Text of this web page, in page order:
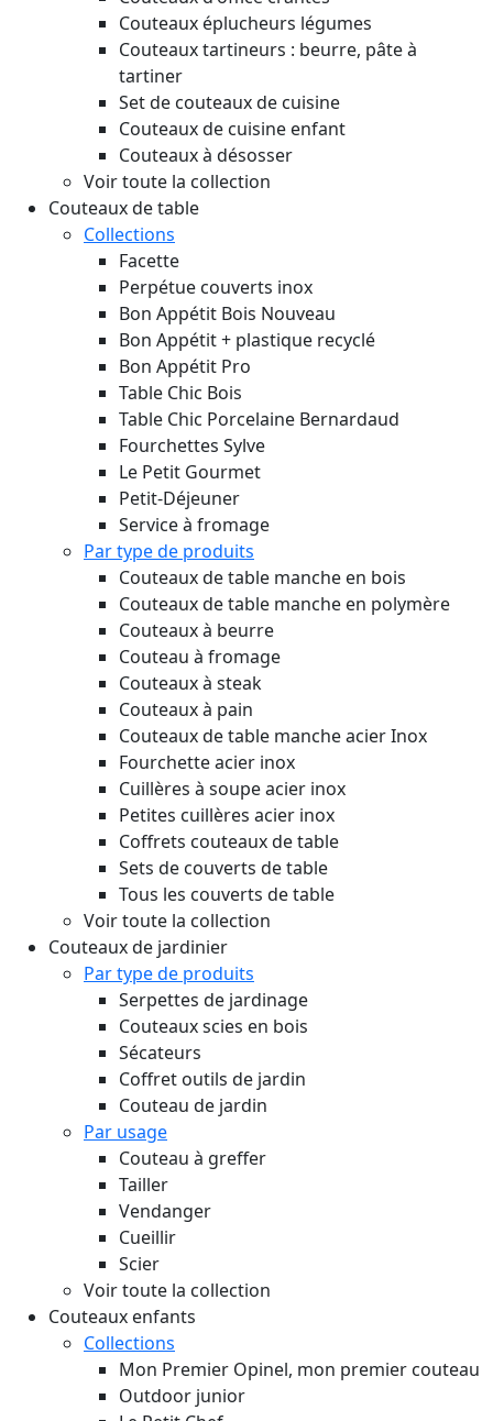
Couteaux éplucheurs légumes
Couteaux tartineurs : beurre, pâte à
tartiner
Set de couteaux de cuisine
Couteaux de cuisine enfant
Couteaux à désosser
Voir toute la collection
Couteaux de table
Collections
Facette
Perpétue couverts inox
Bon Appétit Bois Nouveau
Bon Appétit + plastique recyclé
Bon Appétit Pro
Table Chic Bois
Table Chic Porcelaine Bernardaud
Fourchettes Sylve
Le Petit Gourmet
Petit-Déjeuner
Service à fromage
Par type de produits
Couteaux de table manche en bois
Couteaux de table manche en polymère
Couteaux à beurre
Couteau à fromage
Couteaux à steak
Couteaux à pain
Couteaux de table manche acier Inox
Fourchette acier inox
Cuillères à soupe acier inox
Petites cuillères acier inox
Coffrets couteaux de table
Sets de couverts de table
Tous les couverts de table
Voir toute la collection
Couteaux de jardinier
Par type de produits
Serpettes de jardinage
Couteaux scies en bois
Sécateurs
Coffret outils de jardin
Couteau de jardin
Par usage
Couteau à greffer
Tailler
Vendanger
Cueillir
Scier
Voir toute la collection
Couteaux enfants
Collections
Mon Premier Opinel, mon premier couteau
Outdoor junior